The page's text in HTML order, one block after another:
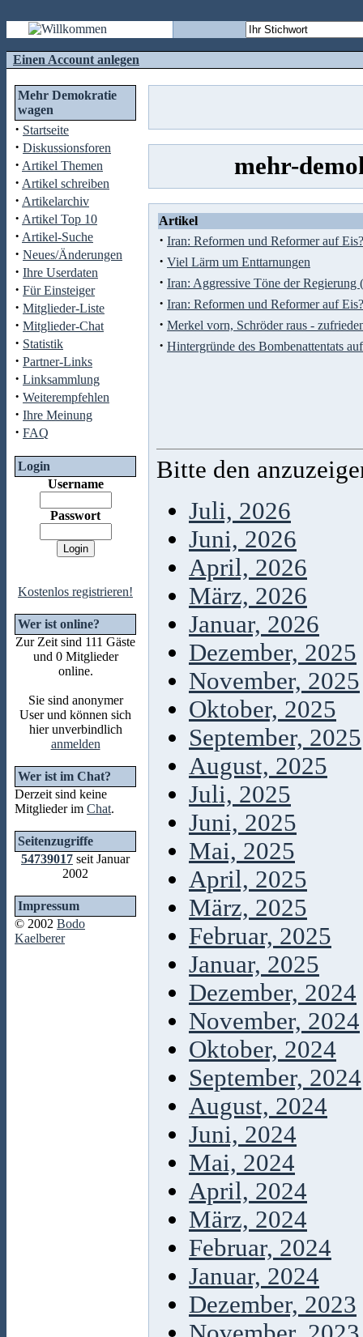
Einen Account anlegen
Mehr Demokratie
wagen
· Startseite
· Diskussionsforen
· Artikel Themen
· Artikel schreiben
· Artikelarchiv
· Artikel Top 10
· Artikel-Suche
· Neues/Änderungen
· Ihre Userdaten
· Für Einsteiger
· Mitglieder-Liste
· Mitglieder-Chat
· Statistik
· Partner-Links
· Linksammlung
· Weiterempfehlen
· Ihre Meinung
· FAQ
Login
Username
Passwort
Kostenlos registrieren!
Wer ist online?
Zur Zeit sind 111 Gäste
und 0 Mitglieder
online.
Sie sind anonymer
User und können sich
hier unverbindlich
anmelden
Wer ist im Chat?
Derzeit sind keine
Mitglieder im Chat.
Seitenzugriffe
54739017 seit Januar
2002
Impressum
© 2002 Bodo
Kaelberer
mehr-
Artikel
· Iran: Reformen und Reformer auf
· Viel Lärm um Enttarnungen
· Iran: Aggressive Töne der Regierung
· Iran: Reformen und Reformer auf
· Merkel vorn, Schröder raus -
· Hintergründe des Bombenattentats
Bitte den
Juli, 2026
Juni, 2026
April, 2026
März, 2026
Januar, 2026
Dezember, 2025
November, 2025
Oktober, 2025
September, 2025
August, 2025
Juli, 2025
Juni, 2025
Mai, 2025
April, 2025
März, 2025
Februar, 2025
Januar, 2025
Dezember, 2024
November, 2024
Oktober, 2024
September, 2024
August, 2024
Juni, 2024
Mai, 2024
April, 2024
März, 2024
Februar, 2024
Januar, 2024
Dezember, 2023